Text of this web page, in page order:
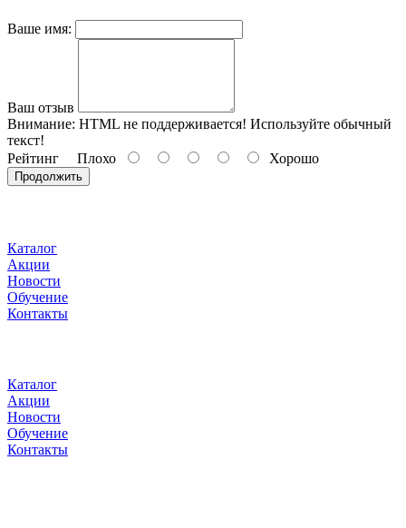
Ваше имя:
Ваш отзыв
Внимание: HTML не поддерживается! Используйте обычный
текст!
Рейтинг Плохо Хорошо
Продолжить
Каталог
Акции
Новости
Обучение
Контакты
Каталог
Акции
Новости
Обучение
Контакты